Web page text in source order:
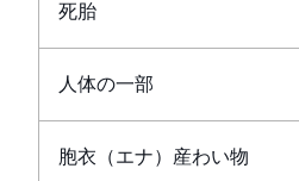
死胎
人体の一部
胞衣（エナ）産わい物